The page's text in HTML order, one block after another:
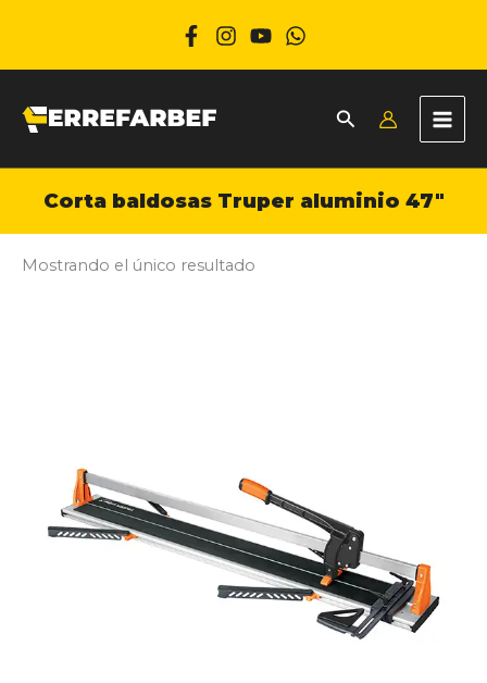
Corta baldosas Truper aluminio 47″
Mostrando el único resultado